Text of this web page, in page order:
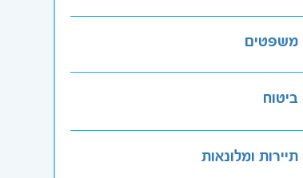
משפטים
ביטוח
תיירות ומלונאות